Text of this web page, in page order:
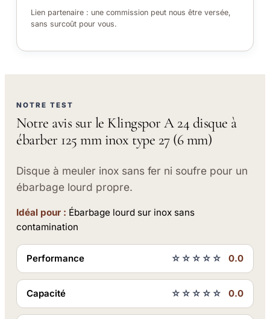
Lien partenaire : une commission peut nous être versée,
sans surcoût pour vous.
NOTRE TEST
Notre avis sur le Klingspor A 24 disque à
ébarber 125 mm inox type 27 (6 mm)
Disque à meuler inox sans fer ni soufre pour un
ébarbage lourd propre.
Idéal pour : Ébarbage lourd sur inox sans
contamination
Performance ☆☆☆☆☆ 0.0
Capacité ☆☆☆☆☆ 0.0